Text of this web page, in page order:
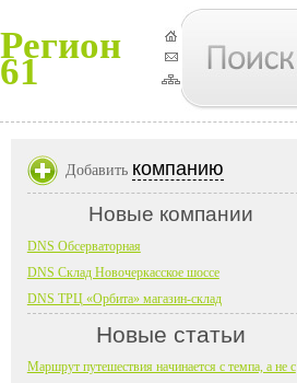
Регион
61
Добавить компанию
Новые компании
DNS Обсерваторная
DNS Склад Новочеркасское шоссе
DNS ТРЦ «Орбита» магазин-склад
Новые статьи
Маршрут путешествия начинается с темпа, а не с